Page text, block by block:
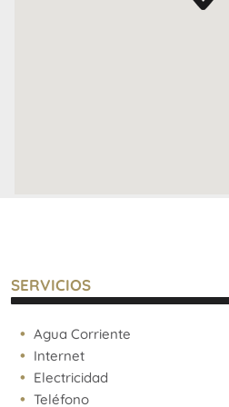
ideal tanto para invertir como
SERVICIOS
Agua Corriente
Internet
Electricidad
Teléfono